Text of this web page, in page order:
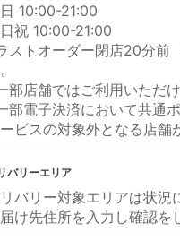
10:00-21:00
祝 10:00-21:00
ストオーダー閉店20分前
部店舗ではご利用いただ
部電子決済において共通
ビスの対象外となる店舗
バリーエリア
バリー対象エリアは状況
け先住所を入力し確認を